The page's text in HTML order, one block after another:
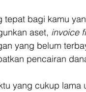
tepat bagi kamu
aset, invoice
yang belum
pencairan
yang cukup lama